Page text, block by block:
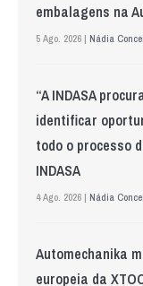
embalagens na
5 Ago. 2026 | Nádia
“A INDASA
identificar
todo o processo
INDASA
4 Ago. 2026 | Nádia
Automechanika
europeia da